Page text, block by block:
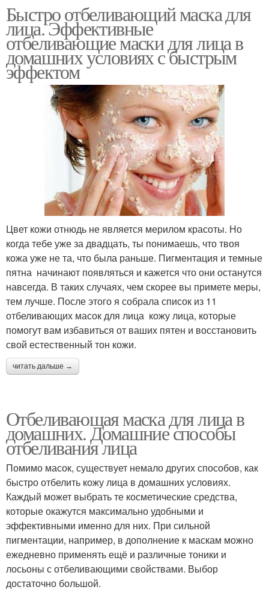
Быстро отбеливающий маска для
лица. Эффективные
отбеливающие маски для лица в
домашних условиях с быстрым
эффектом
Цвет кожи отнюдь не является мерилом красоты. Но
когда тебе уже за двадцать, ты понимаешь, что твоя
кожа уже не та, что была раньше. Пигментация и темные
пятна начинают появляться и кажется что они останутся
навсегда. В таких случаях, чем скорее вы примете меры,
тем лучше. После этого я собрала список из 11
отбеливающих масок для лица кожу лица, которые
помогут вам избавиться от ваших пятен и восстановить
свой естественный тон кожи.
читать дальше →
Отбеливающая маска для лица в
домашних. Домашние способы
отбеливания лица
Помимо масок, существует немало других способов, как
быстро отбелить кожу лица в домашних условиях.
Каждый может выбрать те косметические средства,
которые окажутся максимально удобными и
эффективными именно для них. При сильной
пигментации, например, в дополнение к маскам можно
ежедневно применять ещё и различные тоники и
лосьоны с отбеливающими свойствами. Выбор
достаточно большой.